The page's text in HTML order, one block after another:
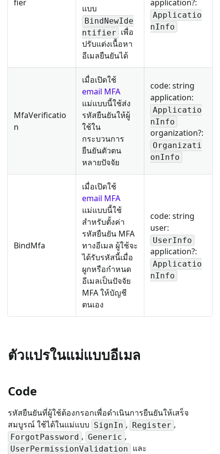
fier
แบบ
BindNewIde
ntifier เพื่อ
ปรับแต่งเนื้อหา
อีเมลยืนยันได้
application?:
Applicatio
nInfo
MfaVerificatio
n
เมื่อเปิดใช้
email MFA
แม่แบบนี้ใช้ส่ง
รหัสยืนยันให้ผู้
ใช้ใน
กระบวนการ
ยืนยันตัวตน
หลายปัจจัย
code: string
application:
Applicatio
nInfo
organization?:
Organizati
onInfo
BindMfa
เมื่อเปิดใช้
email MFA
แม่แบบนี้ใช้
สำหรับตั้งค่า
รหัสยืนยัน MFA
ทางอีเมล ผู้ใช้จะ
ได้รับรหัสนี้เมื่อ
ผูกหรือกำหนด
อีเมลเป็นปัจจัย
MFA ให้บัญชี
ตนเอง
code: string
user:
UserInfo
application?:
Applicatio
nInfo
ตัวแปรในแม่แบบอีเมล
Code
รหัสยืนยันที่ผู้ใช้ต้องกรอกเพื่อดำเนินการยืนยันให้เสร็จ
สมบูรณ์ ใช้ได้ในแม่แบบ SignIn , Register ,
ForgotPassword , Generic ,
UserPermissionValidation และ